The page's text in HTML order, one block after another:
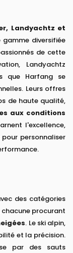
Landyachtz et
diversifiée
de cette
Landyachtz
que Harfang se
Leurs offres
de haute qualité,
aux conditions
l'excellence,
personnaliser
des catégories
chacune procurant
. Le ski alpin,
et la précision.
par des sauts